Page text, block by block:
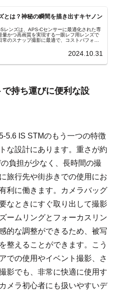
とは？神秘の瞬間を描き出すキヤノン
レンズは、APS-Cセンサーに最適化された専
量かつ高画質を実現する一眼レフ用レンズで
常のスナップ撮影に最適で、コストパフォー
います。EFレンズとは異なる光学特性を持
メラの性能を引き出すための理想的な選択肢
に捉えましょう。
2024.10.31
持ち運びに便利な設
5.6 IS STMのもう一つの特徴
な設計にあります。重さが約
負担が少なく、長時間の撮
旅行先や街歩きでの使用にお
利に働きます。カメラバッグ
なときにすぐ取り出して撮影
ームリングとフォーカスリン
的な調整ができるため、被写
整えることができます。こう
での使用やイベント撮影、さ
影でも、非常に快適に使用す
メラ初心者にも扱いやすいデ